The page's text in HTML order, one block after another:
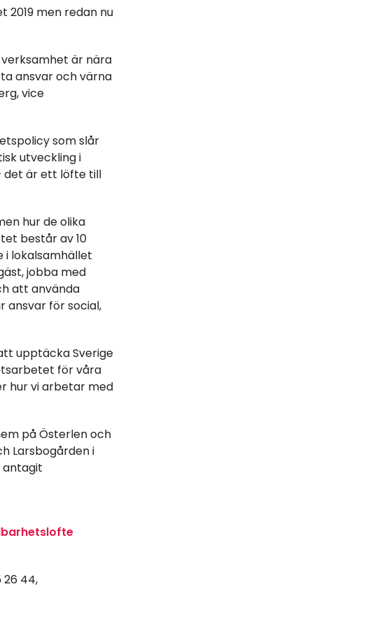
men redan nu
är nära
ansvar och värna
vice
som slår
utveckling i
det är ett löfte till
hur de olika
består av 10
i lokalsamhället
jobba med
att använda
ansvar för social,
upptäcka Sverige
för våra
hur vi arbetar med
på Österlen och
Larsbogården i
antagit
26 44,